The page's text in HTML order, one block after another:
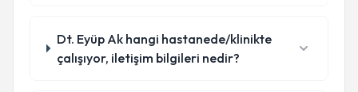
Dt. Eyüp Ak hangi hastanede/klinikte
çalışıyor, iletişim bilgileri nedir?